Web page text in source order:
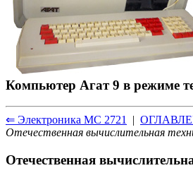
Компьютер Агат 9 в режиме
⇐ Электроника МС 2721 |
Отечественная вычислительная
Отечественная